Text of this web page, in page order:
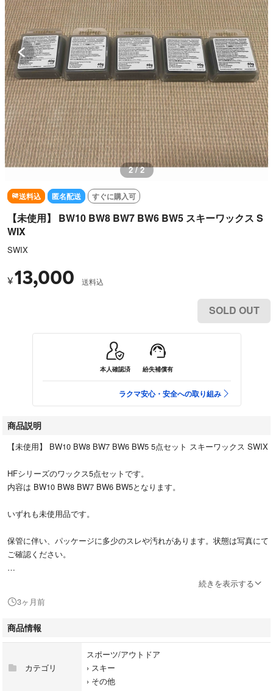
2 / 2
送料込 匿名配送 すぐに購入可
【未使用】 BW10 BW8 BW7 BW6 BW5 スキーワックス S
WIX
SWIX
¥13,000 送料込
SOLD OUT
本人確認済 紛失補償有
ラクマ安心・安全への取り組み
商品説明
【未使用】 BW10 BW8 BW7 BW6 BW5 5点セット スキーワックス SWIX
HFシリーズのワックス5点セットです。
内容は BW10 BW8 BW7 BW6 BW5となります。
いずれも未使用品です。
保管に伴い、パッケージに多少のスレや汚れがあります。状態は写真にて
ご確認ください。
スキー、クロスカントリー、スノーボードのメンテナンス用におすすめで
未使用品ではありますが、自宅保管品にご理解いただける方のみご購入を
お願いいたします。
続きを表示する
3ヶ月前
商品情報
カテゴリ
スポーツ/アウトドア
› スキー
› その他